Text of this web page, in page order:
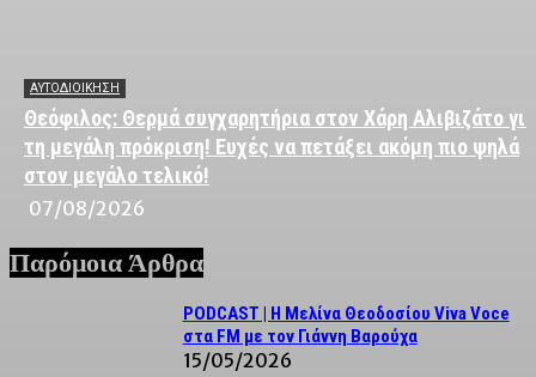
ΑΥΤΟΔΙΟΙΚΗΣΗ
Θεόφιλος: Θερμά συγχαρητήρια στον Χάρη Αλιβιζάτο για
τη μεγάλη πρόκριση! Ευχές να πετάξει ακόμη πιο ψηλά
στον μεγάλο τελικό!
07/08/2026
Παρόμοια Άρθρα
PODCAST | Η Μελίνα Θεοδοσίου Viva Voce
στα FM με τον Γιάννη Βαρούχα
15/05/2026